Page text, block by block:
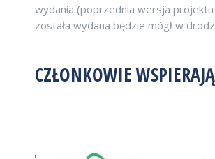
wydania (poprzednia wersja
została wydana będzie mógł w
CZŁONKOWIE